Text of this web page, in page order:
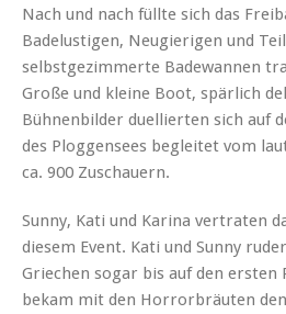
Nach und nach füllte sich das
Badelustigen, Neugierigen und
selbstgezimmerte Badewannen
Große und kleine Boot, spärlich
Bühnenbilder duellierten sich auf
des Ploggensees begleitet vom
ca. 900 Zuschauern.
Sunny, Kati und Karina vertraten
diesem Event. Kati und Sunny
Griechen sogar bis auf den ersten
bekam mit den Horrorbräuten